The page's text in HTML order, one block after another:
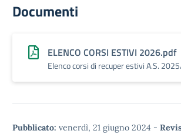
Documenti
ELENCO CORSI ESTIVI 2026.pdf
Elenco corsi di recuper estivi A.S.
Pubblicato: venerdì, 21 giugno 2024 -